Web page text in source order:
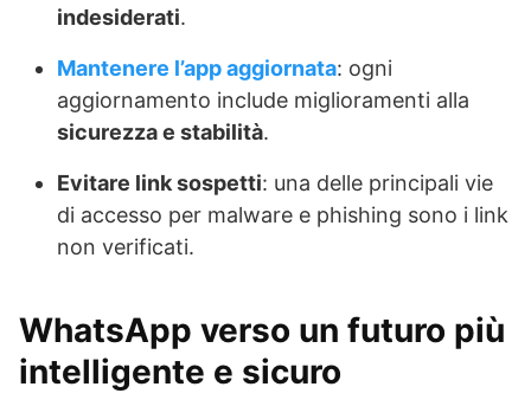
indesiderati.
Mantenere l’app aggiornata: ogni
aggiornamento include miglioramenti alla
sicurezza e stabilità.
Evitare link sospetti: una delle principali vie
di accesso per malware e phishing sono i link
non verificati.
WhatsApp verso un futuro più
intelligente e sicuro